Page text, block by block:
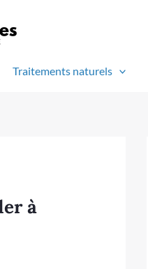
Traitements naturels
à